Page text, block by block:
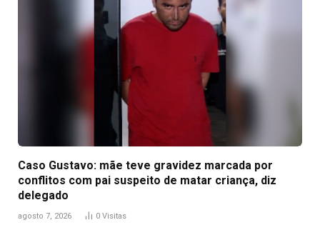
Caso Gustavo: mãe teve gravidez marcada por
conflitos com pai suspeito de matar criança, diz
delegado
agosto 7, 2026 0 Visitas